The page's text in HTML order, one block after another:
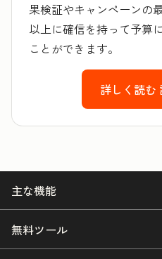
果検証やキャンペーンの
以上に確信を持って予算
ことができます。
詳しく読む
主な機能
無料ツール